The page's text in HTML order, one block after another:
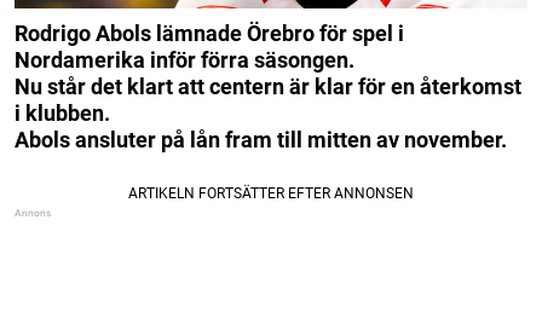
Rodrigo Abols lämnade Örebro för spel i
Nordamerika inför förra säsongen.
Nu står det klart att centern är klar för en återkomst
i klubben.
Abols ansluter på lån fram till mitten av november.